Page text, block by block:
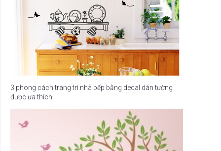
3 phong cách trang trí nhà bếp bằng decal dán tường
được ưa thích